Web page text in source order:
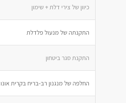
כיוון של צירי דלת + שימון
התקנתה של מנעול פלדלת
התקנת סגר ביטחון
החלפה של מנגנון רב-בריח בקרית אונו